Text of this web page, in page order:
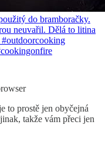
do bramboračky.
neuvařil. Dělá to litina
#outdoorcooking
to prostě jen obyčejná
takže vám přeci jen